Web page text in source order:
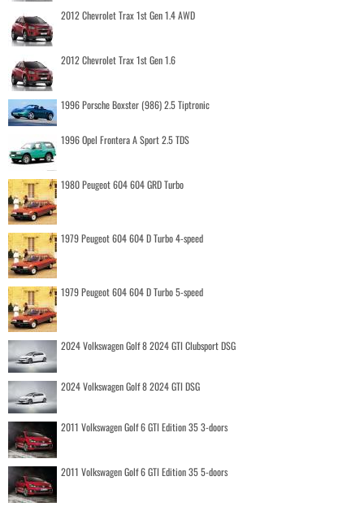
2012 Chevrolet Trax 1st Gen 1.4 AWD
2012 Chevrolet Trax 1st Gen 1.6
1996 Porsche Boxster (986) 2.5 Tiptronic
1996 Opel Frontera A Sport 2.5 TDS
1980 Peugeot 604 604 GRD Turbo
1979 Peugeot 604 604 D Turbo 4-speed
1979 Peugeot 604 604 D Turbo 5-speed
2024 Volkswagen Golf 8 2024 GTI Clubsport DSG
2024 Volkswagen Golf 8 2024 GTI DSG
2011 Volkswagen Golf 6 GTI Edition 35 3-doors
2011 Volkswagen Golf 6 GTI Edition 35 5-doors